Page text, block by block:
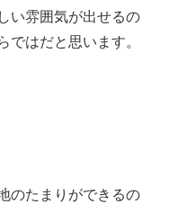
い雰囲気が出せるの
ではだと思います。
のたまりができるの